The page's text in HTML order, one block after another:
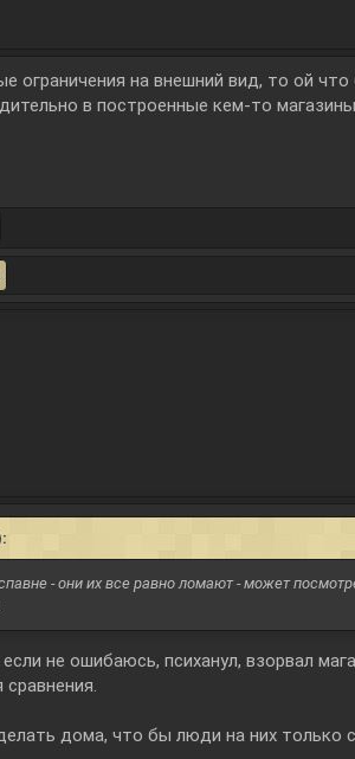
ограничения на внешний вид, то ой что
в построенные кем-то
- они их все равно ломают - может
не ошибаюсь, психанул, взорвал
дома, что бы люди на них только